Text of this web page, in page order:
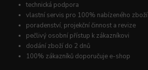
technická podpora
vlastní servis pro 100% nabízeného zboží
poradenství, projekční činnost a revize
pečlivý osobní přístup k zákazníkovi
dodání zboží do 2 dnů
100% zákazníků doporučuje e-shop